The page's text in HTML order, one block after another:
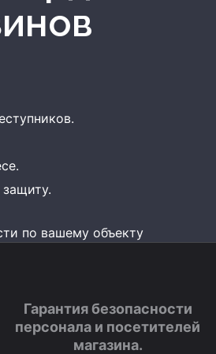
по вашему объекту
Гарантия безопасности
персонала и посетителей
магазина.